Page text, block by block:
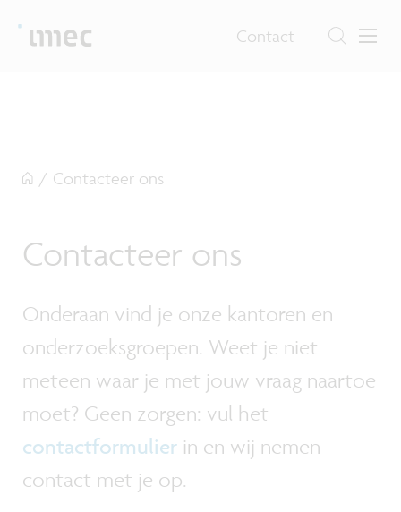
Contact
/ Contacteer ons
Contacteer ons
Onderaan vind je onze kantoren en
onderzoeksgroepen. Weet je niet
meteen waar je met jouw vraag naartoe
moet? Geen zorgen: vul het
contactformulier in en wij nemen
contact met je op.